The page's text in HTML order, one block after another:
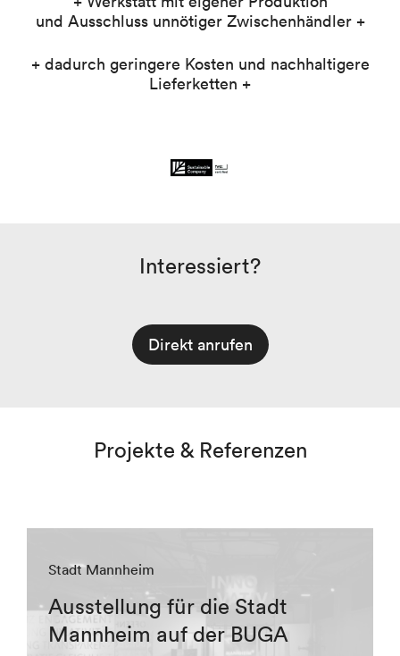
und Ausschluss unnötiger Zwischenhändler +
+ dadurch geringere Kosten und nachhaltigere
Lieferketten +
Interessiert?
Direkt anrufen
Projekte & Referenzen
Stadt Mannheim
Ausstellung für die Stadt
Mannheim auf der BUGA